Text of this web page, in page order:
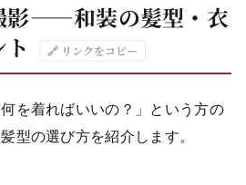
影——和装の髪型・衣
🔗 リンクをコピー
を着ればいいの？」という方の
型の選び方を紹介します。